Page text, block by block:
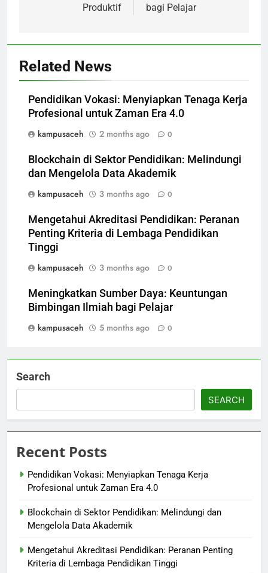
Produktif
bagi Pelajar
Related News
Pendidikan Vokasi: Menyiapkan Tenaga Kerja
Profesional untuk Zaman Era 4.0
kampusaceh
2 months ago 0
Blockchain di Sektor Pendidikan: Melindungi
dan Mengelola Data Akademik
kampusaceh
3 months ago 0
Mengetahui Akreditasi Pendidikan: Peranan
Penting Kriteria di Lembaga Pendidikan
Tinggi
kampusaceh
3 months ago 0
Meningkatkan Sumber Daya: Keuntungan
Bimbingan Ilmiah bagi Pelajar
kampusaceh
5 months ago 0
Search
SEARCH
Recent Posts
Pendidikan Vokasi: Menyiapkan Tenaga Kerja
Profesional untuk Zaman Era 4.0
Blockchain di Sektor Pendidikan: Melindungi dan
Mengelola Data Akademik
Mengetahui Akreditasi Pendidikan: Peranan Penting
Kriteria di Lembaga Pendidikan Tinggi